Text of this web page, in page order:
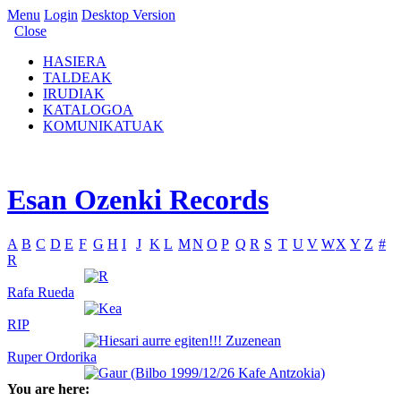
Menu Login Desktop Version
Close
HASIERA
TALDEAK
IRUDIAK
KATALOGOA
KOMUNIKATUAK
Esan Ozenki Records
A B C D E F G H I J K L MN O P Q R S T U V WX Y Z #
R
Rafa Rueda
RIP
Ruper Ordorika
You are here: